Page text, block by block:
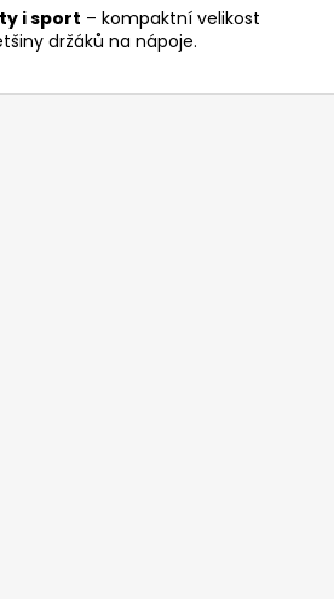
i sport – kompaktní velikost
držáků na nápoje.